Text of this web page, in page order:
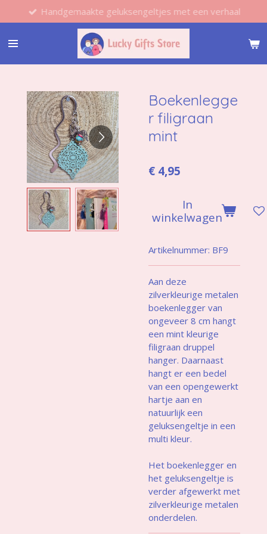
direct
naar
hoofdinhoud
Handgemaakte geluksengeltjes met een verhaal
Boekenlegge
r filigraan
mint
€ 4,95
In
winkelwagen
Artikelnummer: BF9
Aan deze
zilverkleurige metalen
boekenlegger van
ongeveer 8 cm hangt
een mint kleurige
filigraan druppel
hanger. Daarnaast
hangt er een bedel
van een opengewerkt
hartje aan en
natuurlijk een
geluksengeltje in een
multi kleur.
Het boekenlegger en
het geluksengeltje is
verder afgewerkt met
zilverkleurige metalen
onderdelen.